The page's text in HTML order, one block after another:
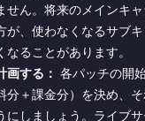
せん。将来のメインキ
が、使わなくなるサブ
なることがあります。
画する： 各パッチの開
分＋課金分）を決め、
にしましょう。ライブ